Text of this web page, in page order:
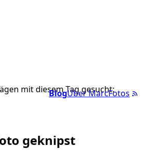
BlogÜber MarcFotos
mit diesem Tag gesucht:
geknipst